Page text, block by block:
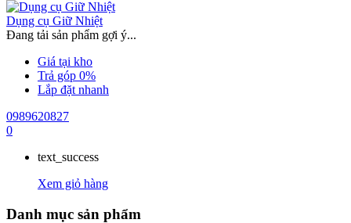
Dụng cụ Giữ Nhiệt
Đang tải sản phẩm gợi ý...
Giá tại kho
Trả góp 0%
Lắp đặt nhanh
0989620827
0
text_success
Xem giỏ hàng
Danh mục sản phẩm